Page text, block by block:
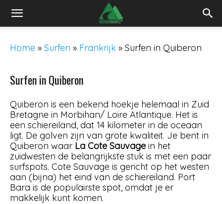
Home » Surfen » Frankrijk » Surfen in Quiberon
Surfen in Quiberon
Quiberon is een bekend hoekje helemaal in Zuid
Bretagne in Morbihan/ Loire Atlantique. Het is
een schiereiland, dat 14 kilometer in de oceaan
ligt. De golven zijn van grote kwaliteit. Je bent in
Quiberon waar La Cote Sauvage in het
zuidwesten de belangrijkste stuk is met een paar
surfspots. Cote Sauvage is gericht op het westen
aan (bijna) het eind van de schiereiland. Port
Bara is de populairste spot, omdat je er
makkelijk kunt komen.